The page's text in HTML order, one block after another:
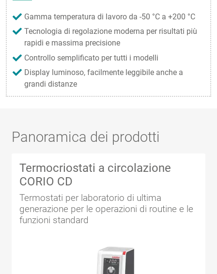
Gamma temperatura di lavoro da -50 °C a +200 °C
Tecnologia di regolazione moderna per risultati più
rapidi e massima precisione
Controllo semplificato per tutti i modelli
Display luminoso, facilmente leggibile anche a
grandi distanze
Panoramica dei prodotti
Termocriostati a circolazione
CORIO CD
Termostati per laboratorio di ultima
generazione per le operazioni di routine e le
funzioni standard